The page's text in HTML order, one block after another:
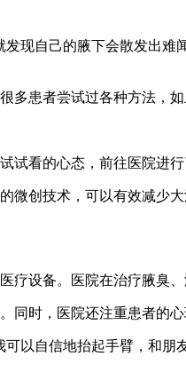
现自己的腋下会散发出
患者尝试过各种方法，
试看的心态，前往医院进行
创技术，可以有效减少
设备。医院在治疗腋臭
时，医院还注重患者的
以自信地抬起手臂，和